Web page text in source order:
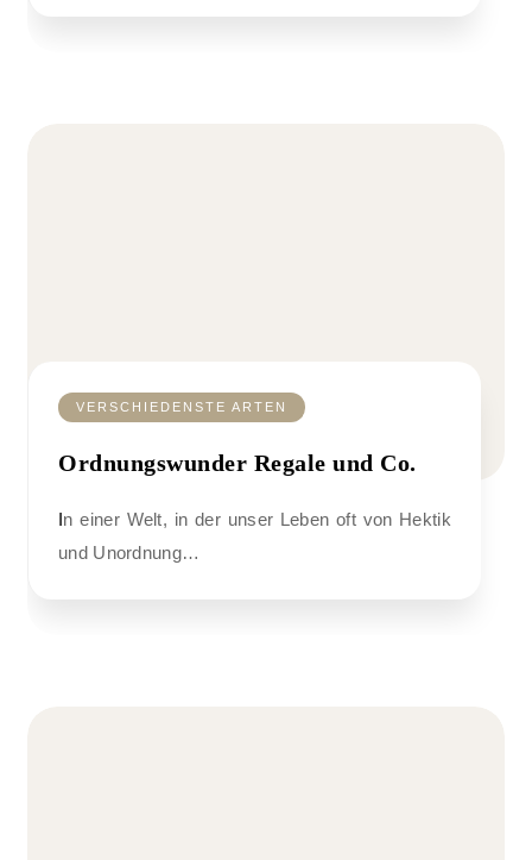
VERSCHIEDENSTE ARTEN
Ordnungswunder Regale und Co.
In einer Welt, in der unser Leben oft von Hektik
und Unordnung…